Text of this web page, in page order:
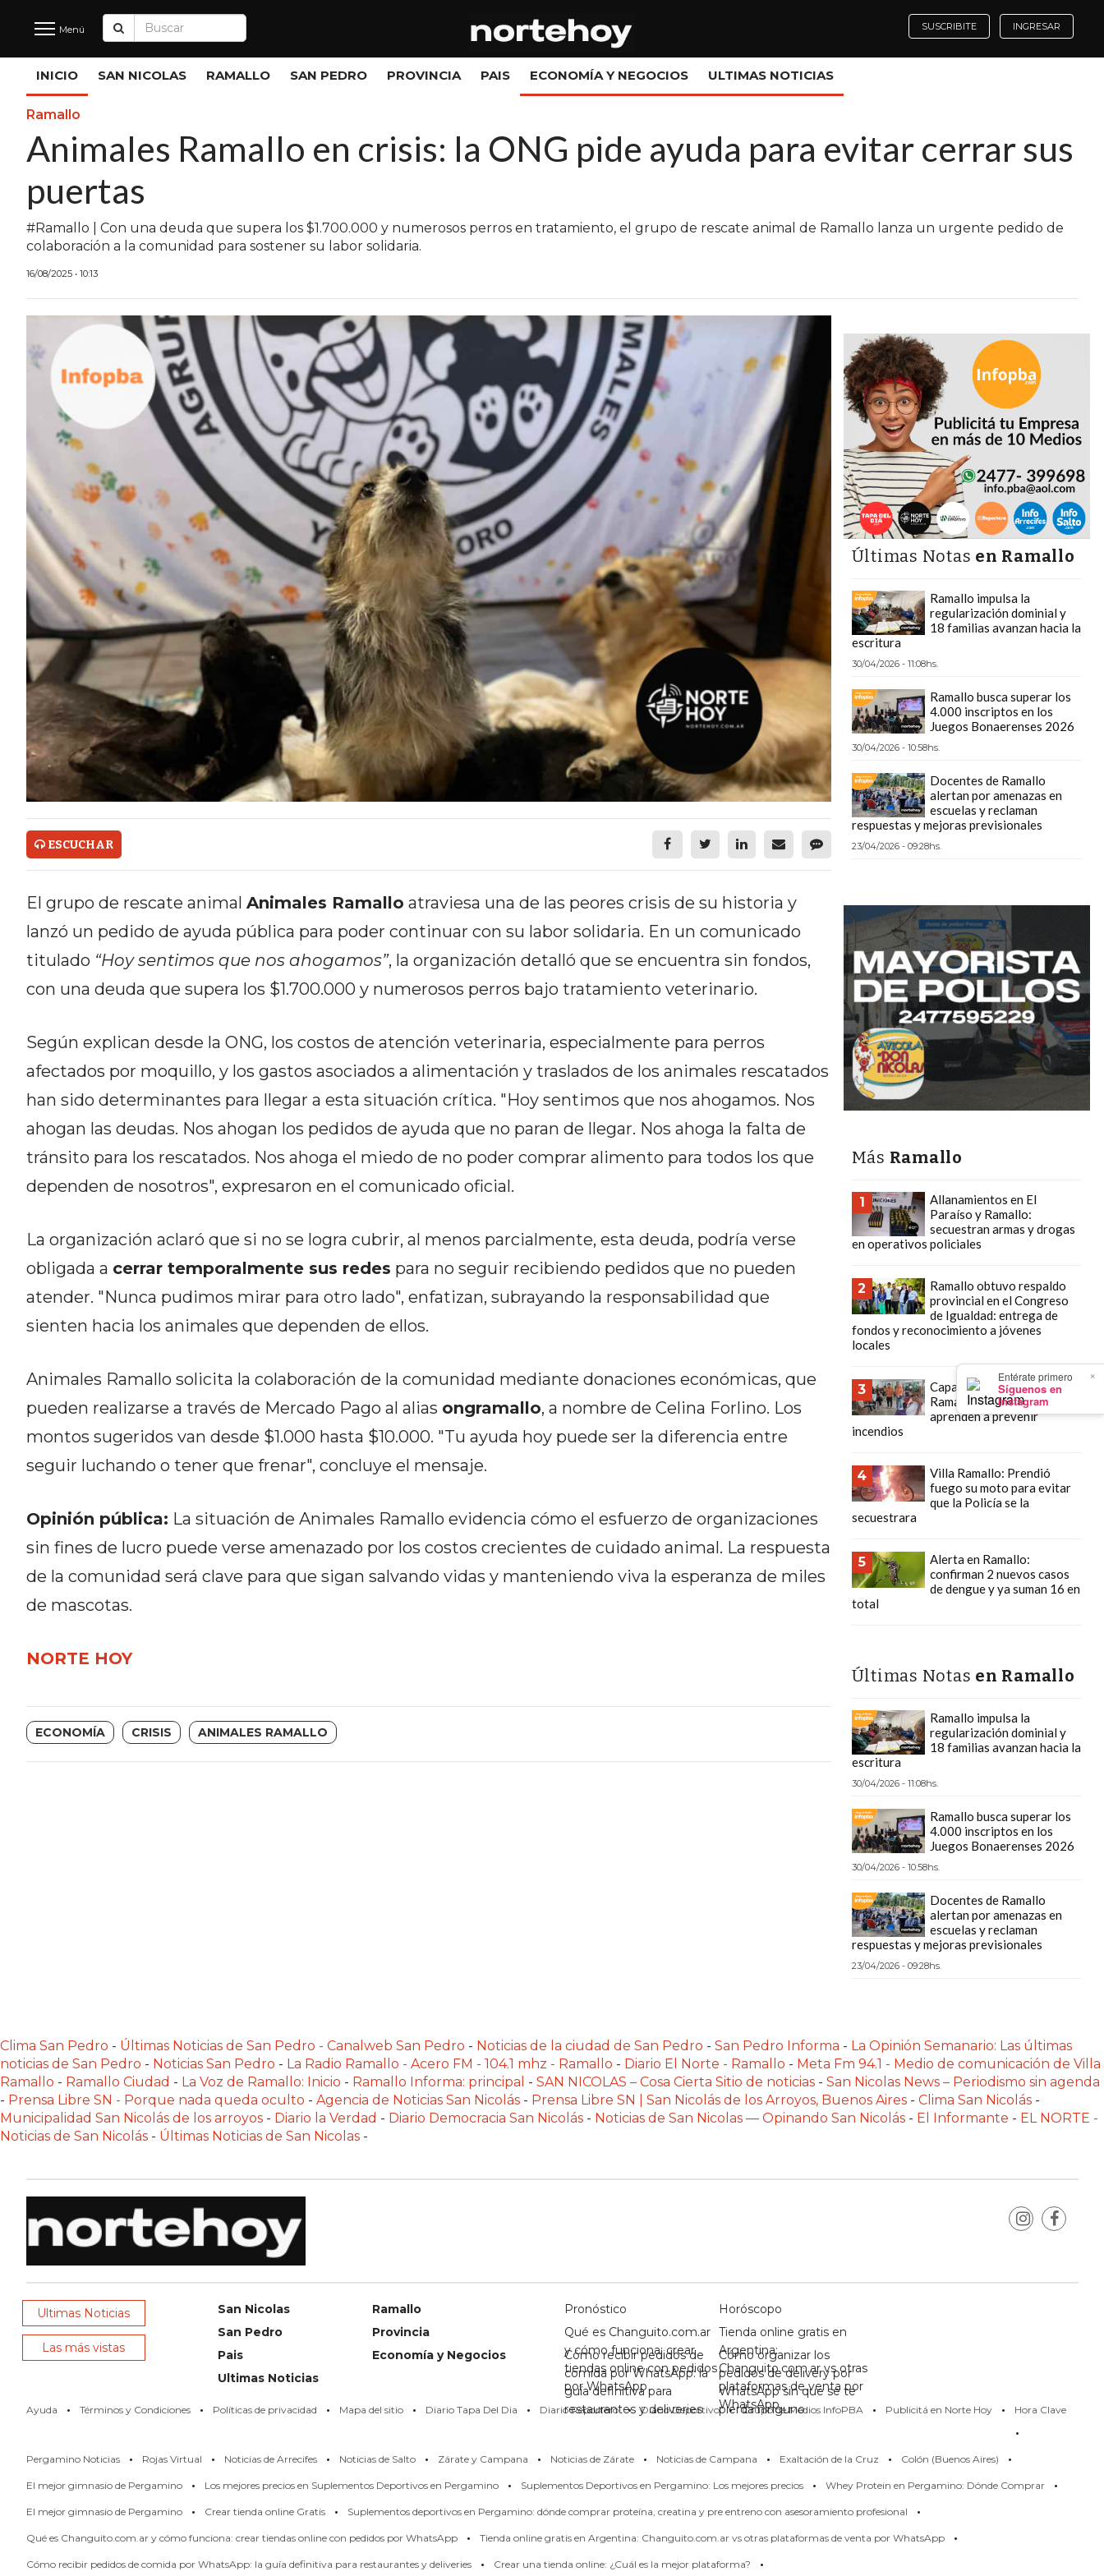
×
Entérate primero
Síguenos en
Instagram
Últimas
Noticias
INICIO
NOTICIAS RECIENTES
SAN NICOLAS
PROVINCIA
PAIS
ECONOMÍA Y NEGOCIOS
ULTIMAS NOTICIAS
TEMAS DESTACADOS
TECNOLOGÍA
SERVICIOS
PRONÓSTICO
HORÓSCOPO
QUÉ ES
CHANGUITO.COM.AR Y CÓMO
FUNCIONA: CREAR TIENDAS
ONLINE CON PEDIDOS POR
WHATSAPP
ARGENTINA:
PLATAFORMAS DE VENTA POR
WHATSAPP
LA GUÍA DEFINITIVA PARA
RESTAURANTES Y DELIVERIES
CÓMO ORGANIZAR LOS
PEDIDOS DE DELIVERY POR
TÉRMINOS
CONDICIONES
POLÍTICAS
PRIVACIDAD
MAPA
SITIO
TAPA
DEL
DIA
DIARIO
DE
DE
ARRECIFES
NOTICIAS
DE
SALTO
Y
CAMPANA
NOTICIAS
DE
ZÁRATE
DE
CAMPANA
(BUENOS
AIRES)
EL
MEJOR
Menú SUSCRIBITE INGRESAR
INICIO SAN NICOLAS RAMALLO SAN PEDRO PROVINCIA PAIS ECONOMÍA Y NEGOCIOS ULTIMAS NOTICIAS
Ramallo
Animales Ramallo en crisis: la ONG pide ayuda para evitar cerrar sus
puertas
#Ramallo | Con una deuda que supera los $1.700.000 y numerosos perros en tratamiento, el grupo de rescate animal de Ramallo lanza un urgente pedido de
colaboración a la comunidad para sostener su labor solidaria.
16/08/2025 • 10:13
ESCUCHAR
El grupo de rescate animal Animales Ramallo atraviesa una de las peores crisis de su historia y
lanzó un pedido de ayuda pública para poder continuar con su labor solidaria. En un comunicado
titulado “Hoy sentimos que nos ahogamos”, la organización detalló que se encuentra sin fondos,
con una deuda que supera los $1.700.000 y numerosos perros bajo tratamiento veterinario.
Según explican desde la ONG, los costos de atención veterinaria, especialmente para perros
afectados por moquillo, y los gastos asociados a alimentación y traslados de los animales rescatados
han sido determinantes para llegar a esta situación crítica. "Hoy sentimos que nos ahogamos. Nos
ahogan las deudas. Nos ahogan los pedidos de ayuda que no paran de llegar. Nos ahoga la falta de
tránsito para los rescatados. Nos ahoga el miedo de no poder comprar alimento para todos los que
dependen de nosotros", expresaron en el comunicado oficial.
La organización aclaró que si no se logra cubrir, al menos parcialmente, esta deuda, podría verse
obligada a cerrar temporalmente sus redes para no seguir recibiendo pedidos que no pueden
atender. "Nunca pudimos mirar para otro lado", enfatizan, subrayando la responsabilidad que
sienten hacia los animales que dependen de ellos.
Animales Ramallo solicita la colaboración de la comunidad mediante donaciones económicas, que
pueden realizarse a través de Mercado Pago al alias ongramallo, a nombre de Celina Forlino. Los
montos sugeridos van desde $1.000 hasta $10.000. "Tu ayuda hoy puede ser la diferencia entre
seguir luchando o tener que frenar", concluye el mensaje.
Opinión pública: La situación de Animales Ramallo evidencia cómo el esfuerzo de organizaciones
sin fines de lucro puede verse amenazado por los costos crecientes de cuidado animal. La respuesta
de la comunidad será clave para que sigan salvando vidas y manteniendo viva la esperanza de miles
de mascotas.
NORTE HOY
ECONOMÍA CRISIS ANIMALES RAMALLO
Últimas Notas en Ramallo
Ramallo impulsa la
regularización dominial y
18 familias avanzan hacia la
escritura
30/04/2026 - 11:08hs.
Ramallo busca superar los
4.000 inscriptos en los
Juegos Bonaerenses 2026
30/04/2026 - 10:58hs.
Docentes de Ramallo
alertan por amenazas en
escuelas y reclaman
respuestas y mejoras previsionales
23/04/2026 - 09:28hs.
Más Ramallo
1
Allanamientos en El
Paraíso y Ramallo:
secuestran armas y drogas
en operativos policiales
2
Ramallo obtuvo respaldo
provincial en el Congreso
de Igualdad: entrega de
fondos y reconocimiento a jóvenes
locales
3
Capacitación en Villa
Ramallo: Los chicos
aprenden a prevenir
incendios
4
Villa Ramallo: Prendió
fuego su moto para evitar
que la Policía se la
secuestrara
5
Alerta en Ramallo:
confirman 2 nuevos casos
de dengue y ya suman 16 en
total
Últimas Notas en Ramallo
Ramallo impulsa la
regularización dominial y
18 familias avanzan hacia la
escritura
30/04/2026 - 11:08hs.
Ramallo busca superar los
4.000 inscriptos en los
Juegos Bonaerenses 2026
30/04/2026 - 10:58hs.
Docentes de Ramallo
alertan por amenazas en
escuelas y reclaman
respuestas y mejoras previsionales
23/04/2026 - 09:28hs.
Clima San Pedro - Últimas Noticias de San Pedro - Canalweb San Pedro - Noticias de la ciudad de San Pedro - San Pedro Informa - La Opinión Semanario: Las últimas
noticias de San Pedro - Noticias San Pedro - La Radio Ramallo - Acero FM - 104.1 mhz - Ramallo - Diario El Norte - Ramallo - Meta Fm 94.1 - Medio de comunicación de Villa
Ramallo - Ramallo Ciudad - La Voz de Ramallo: Inicio - Ramallo Informa: principal - SAN NICOLAS – Cosa Cierta Sitio de noticias - San Nicolas News – Periodismo sin agenda
- Prensa Libre SN - Porque nada queda oculto - Agencia de Noticias San Nicolás - Prensa Libre SN | San Nicolás de los Arroyos, Buenos Aires - Clima San Nicolás -
Municipalidad San Nicolás de los arroyos - Diario la Verdad - Diario Democracia San Nicolás - Noticias de San Nicolas — Opinando San Nicolás - El Informante - EL NORTE -
Noticias de San Nicolás - Últimas Noticias de San Nicolas -
Ultimas Noticias
Las más vistas
San Nicolas
Ramallo
San Pedro
Provincia
Pais
Economía y Negocios
Ultimas Noticias
Pronóstico
Horóscopo
Qué es Changuito.com.ar
y cómo funciona: crear
tiendas online con pedidos
por WhatsApp
Tienda online gratis en
Argentina:
Changuito.com.ar vs otras
plataformas de venta por
WhatsApp
Cómo recibir pedidos de
comida por WhatsApp: la
guía definitiva para
restaurantes y deliveries
Cómo organizar los
pedidos de delivery por
WhatsApp sin que se te
pierda ninguno
Ayuda · Términos y Condiciones · Políticas de privacidad · Mapa del sitio · Diario Tapa Del Dia · Diario Reportero · Diario Deportivo · Grupo de Medios InfoPBA · Publicitá en Norte Hoy · Hora Clave
·
Pergamino Noticias · Rojas Virtual · Noticias de Arrecifes · Noticias de Salto · Zárate y Campana · Noticias de Zárate · Noticias de Campana · Exaltación de la Cruz · Colón (Buenos Aires) ·
El mejor gimnasio de Pergamino · Los mejores precios en Suplementos Deportivos en Pergamino · Suplementos Deportivos en Pergamino: Los mejores precios · Whey Protein en Pergamino: Dónde Comprar ·
El mejor gimnasio de Pergamino · Crear tienda online Gratis · Suplementos deportivos en Pergamino: dónde comprar proteína, creatina y pre entreno con asesoramiento profesional ·
Qué es Changuito.com.ar y cómo funciona: crear tiendas online con pedidos por WhatsApp · Tienda online gratis en Argentina: Changuito.com.ar vs otras plataformas de venta por WhatsApp ·
Cómo recibir pedidos de comida por WhatsApp: la guía definitiva para restaurantes y deliveries · Crear una tienda online: ¿Cuál es la mejor plataforma?
·